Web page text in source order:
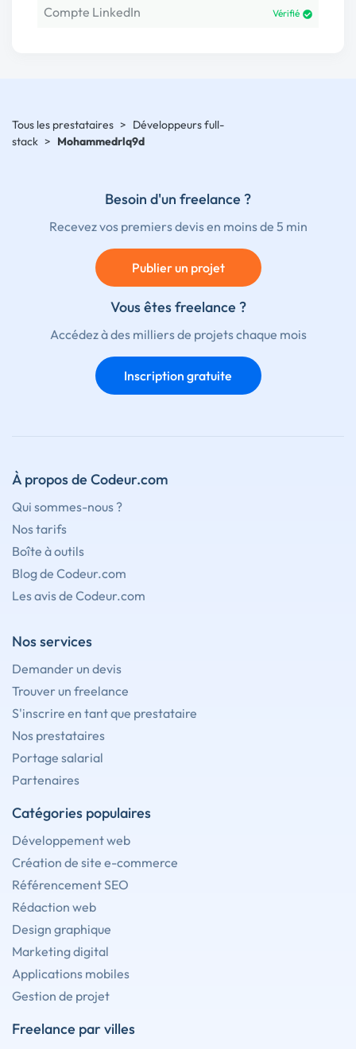
Compte LinkedIn Vérifié
Tous les prestataires > Développeurs full-
stack > Mohammedrlq9d
Besoin d'un freelance ?
Recevez vos premiers devis en moins de 5 min
Publier un projet
Vous êtes freelance ?
Accédez à des milliers de projets chaque mois
Inscription gratuite
À propos de Codeur.com
Qui sommes-nous ?
Nos tarifs
Boîte à outils
Blog de Codeur.com
Les avis de Codeur.com
Nos services
Demander un devis
Trouver un freelance
S'inscrire en tant que prestataire
Nos prestataires
Portage salarial
Partenaires
Catégories populaires
Développement web
Création de site e-commerce
Référencement SEO
Rédaction web
Design graphique
Marketing digital
Applications mobiles
Gestion de projet
Freelance par villes